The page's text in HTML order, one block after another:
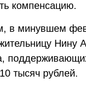
компенсацию.
в минувшем
Нину
тысяч рублей.